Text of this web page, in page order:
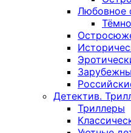
Любовное
Детектив.
Триллеры